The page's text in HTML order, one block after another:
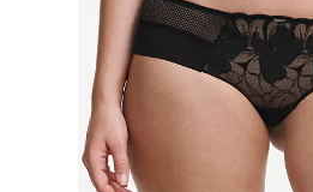
Kinderen
Lingerie
Badmode